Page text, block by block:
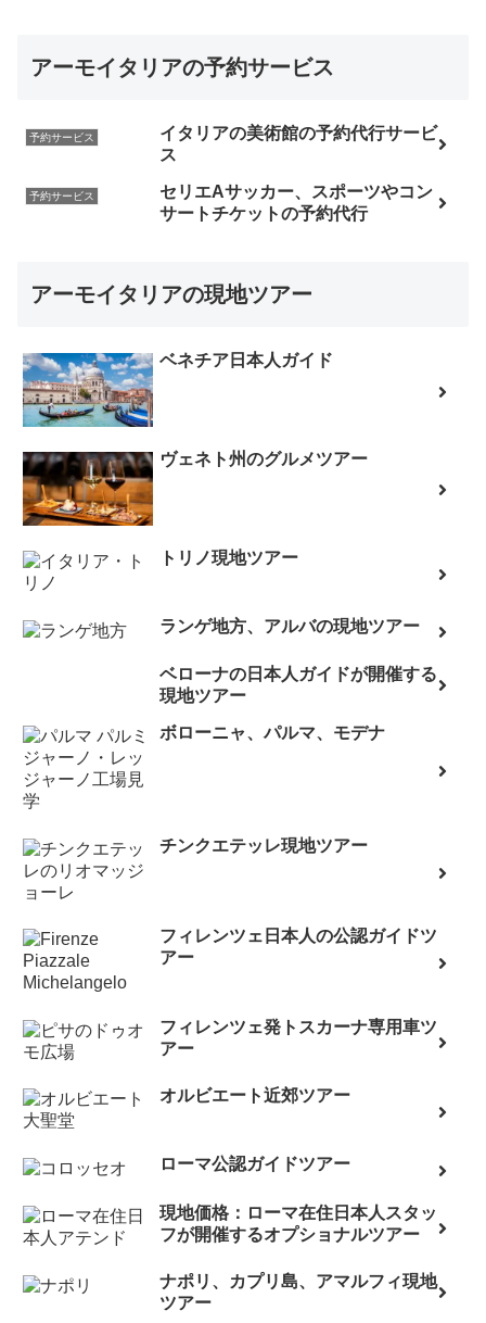
アーモイタリアの予約サービス
予約サービス
イタリアの美術館の予約代行サービ
ス
予約サービス
セリエAサッカー、スポーツやコン
サートチケットの予約代行
アーモイタリアの現地ツアー
ベネチア日本人ガイド
ヴェネト州のグルメツアー
トリノ現地ツアー
ランゲ地方、アルバの現地ツアー
ベローナの日本人ガイドが開催する
現地ツアー
ボローニャ、パルマ、モデナ
チンクエテッレ現地ツアー
フィレンツェ日本人の公認ガイドツ
アー
フィレンツェ発トスカーナ専用車ツ
アー
オルビエート近郊ツアー
ローマ公認ガイドツアー
現地価格：ローマ在住日本人スタッ
フが開催するオプショナルツアー
ナポリ、カプリ島、アマルフィ現地
ツアー